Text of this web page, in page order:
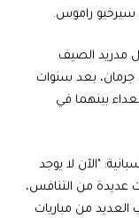
سيرخيو راموس.
مدريد الصيف
جرمان، بعد سنوات
بينهما في
"الآن لا يوجد
عديدة من التنافس،
العديد من مباريات